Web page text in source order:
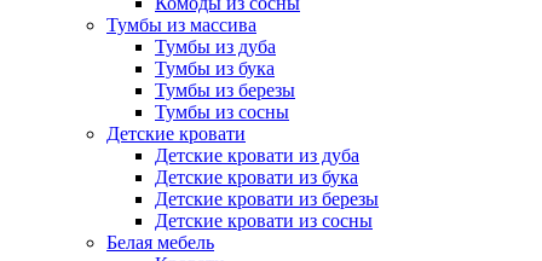
Тумбы из массива
Тумбы из дуба
Тумбы из бука
Тумбы из березы
Тумбы из сосны
Детские кровати
Детские кровати из дуба
Детские кровати из бука
Детские кровати из березы
Детские кровати из сосны
Белая мебель